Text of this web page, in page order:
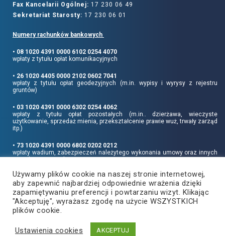
Fax Kancelarii Ogólnej: 17 230 06 49
Sekretariat Starosty: 17 230 06 01
Numery rachunków bankowych
• 08 1020 4391 0000 6102 0254 4070
wpłaty z tytułu opłat komunikacyjnych
• 26 1020 4405 0000 2102 0602 7041
wpłaty z tytułu opłat geodezyjnych (m.in. wypisy i wyrysy z rejestru
gruntów)
• 03 1020 4391 0000 6302 0254 4062
wpłaty z tytułu opłat pozostałych (m.in.. dzierżawa, wieczyste
użytkowanie, sprzedaż mienia, przekształcenie prawie wuż, trwały zarząd
itp.)
• 73 1020 4391 0000 6802 0202 0212
wpłaty wadium, zabezpieczeń należytego wykonania umowy oraz innych
Informujemy, że opłatę skarbową należy uiszczać na rachunek Urzędu
Miasta Rzeszowa:
• 90 1240 6960 3851 0062 0000 0423
Copyright2021©
Używamy plików cookie na naszej stronie internetowej,
aby zapewnić najbardziej odpowiednie wrażenia dzięki
zapamiętywaniu preferencji i powtarzaniu wizyt. Klikając
"Akceptuję", wyrażasz zgodę na użycie WSZYSTKICH
plików cookie.
Ustawienia cookies AKCEPTUJ